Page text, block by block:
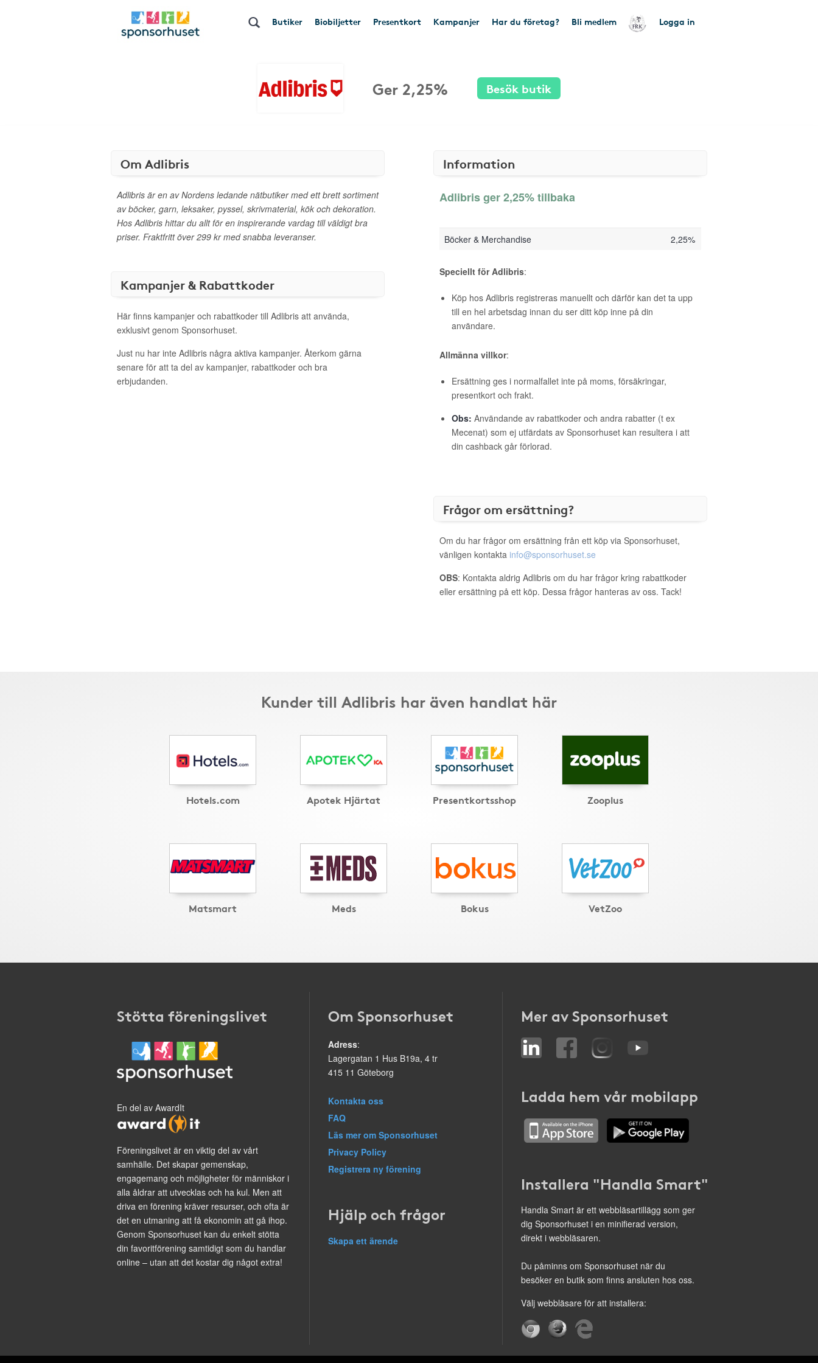
Butiker Biobiljetter Presentkort Kampanjer Har du företag? Bli medlem Logga in
Ger 2,25% Besök butik
Om Adlibris
Adlibris är en av Nordens ledande nätbutiker med ett brett sortiment
av böcker, garn, leksaker, pyssel, skrivmaterial, kök och dekoration.
Hos Adlibris hittar du allt för en inspirerande vardag till väldigt bra
priser. Fraktfritt över 299 kr med snabba leveranser.
Kampanjer & Rabattkoder
Här finns kampanjer och rabattkoder till Adlibris att använda,
exklusivt genom Sponsorhuset.
Just nu har inte Adlibris några aktiva kampanjer. Återkom gärna
senare för att ta del av kampanjer, rabattkoder och bra
erbjudanden.
Information
Adlibris ger 2,25% tillbaka
Böcker & Merchandise 2,25%
Speciellt för Adlibris:
Köp hos Adlibris registreras manuellt och därför kan det ta upp
till en hel arbetsdag innan du ser ditt köp inne på din
användare.
Allmänna villkor:
Ersättning ges i normalfallet inte på moms, försäkringar,
presentkort och frakt.
Obs: Användande av rabattkoder och andra rabatter (t ex
Mecenat) som ej utfärdats av Sponsorhuset kan resultera i att
din cashback går förlorad.
Frågor om ersättning?
Om du har frågor om ersättning från ett köp via Sponsorhuset,
vänligen kontakta info@sponsorhuset.se
OBS: Kontakta aldrig Adlibris om du har frågor kring rabattkoder
eller ersättning på ett köp. Dessa frågor hanteras av oss. Tack!
Kunder till Adlibris har även handlat här
Hotels.com Apotek Hjärtat Presentkortsshop Zooplus
Matsmart Meds Bokus VetZoo
Stötta föreningslivet
En del av AwardIt
Föreningslivet är en viktig del av vårt
samhälle. Det skapar gemenskap,
engagemang och möjligheter för människor i
alla åldrar att utvecklas och ha kul. Men att
driva en förening kräver resurser, och ofta är
det en utmaning att få ekonomin att gå ihop.
Genom Sponsorhuset kan du enkelt stötta
din favoritförening samtidigt som du handlar
online – utan att det kostar dig något extra!
Om Sponsorhuset
Adress:
Lagergatan 1 Hus B19a, 4 tr
415 11 Göteborg
Kontakta oss
FAQ
Läs mer om Sponsorhuset
Privacy Policy
Registrera ny förening
Hjälp och frågor
Skapa ett ärende
Mer av Sponsorhuset
Ladda hem vår mobilapp
Installera "Handla Smart"
Handla Smart är ett webbläsartillägg som ger
dig Sponsorhuset i en minifierad version,
direkt i webbläsaren.
Du påminns om Sponsorhuset när du
besöker en butik som finns ansluten hos oss.
Välj webbläsare för att installera: